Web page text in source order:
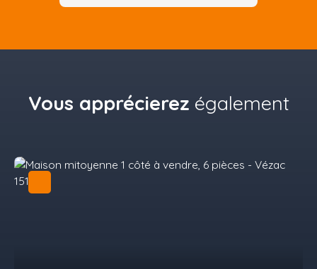
Vous apprécierez également